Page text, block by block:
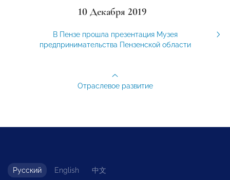
10 Декабря 2019
В Пензе прошла презентация Музея
предпринимательства Пензенской области
Отраслевое развитие
Русский English 中文